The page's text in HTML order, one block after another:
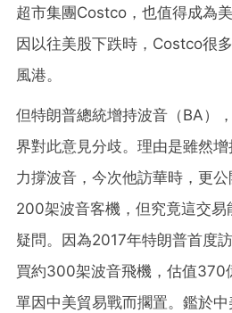
超市集團Costco，也值得成為
因以往美股下跌時，Costco很
風港。
但特朗普總統增持波音（BA）
界對此意見分歧。理由是雖然
力撐波音，今次他訪華時，更
200架波音客機，但究竟這交
疑問。因為2017年特朗普首度
買約300架波音飛機，估值370
單因中美貿易戰而擱置。鑑於